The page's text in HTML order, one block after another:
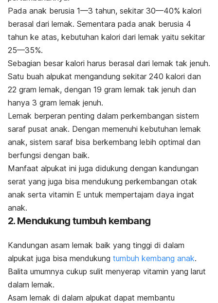
Pada anak berusia 1—3 tahun, sekitar 30—40% kalori
berasal dari lemak. Sementara pada anak berusia 4
tahun ke atas, kebutuhan kalori dari lemak yaitu sekitar
25—35%.
Sebagian besar kalori harus berasal dari lemak tak jenuh.
Satu buah alpukat mengandung sekitar 240 kalori dan
22 gram lemak, dengan 19 gram lemak tak jenuh dan
hanya 3 gram lemak jenuh.
Lemak berperan penting dalam perkembangan sistem
saraf pusat anak. Dengan memenuhi kebutuhan lemak
anak, sistem saraf bisa berkembang lebih optimal dan
berfungsi dengan baik.
Manfaat alpukat ini juga didukung dengan kandungan
serat yang juga bisa mendukung perkembangan otak
anak serta vitamin E untuk mempertajam daya ingat
anak.
2. Mendukung tumbuh kembang
Kandungan asam lemak baik yang tinggi di dalam
alpukat juga bisa mendukung tumbuh kembang anak.
Balita umumnya cukup sulit menyerap vitamin yang larut
dalam lemak.
Asam lemak di dalam alpukat dapat membantu